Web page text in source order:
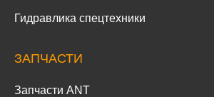
Гидравлика спецтехники
ЗАПЧАСТИ
Запчасти ANT